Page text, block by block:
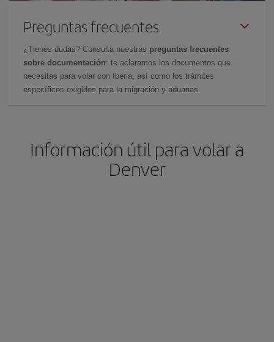
Preguntas frecuentes
¿Tienes dudas? Consulta nuestras preguntas frecuentes
sobre documentación: te aclaramos los documentos que
necesitas para volar con Iberia, así como los trámites
específicos exigidos para la migración y aduanas.
Información útil para volar a
Denver